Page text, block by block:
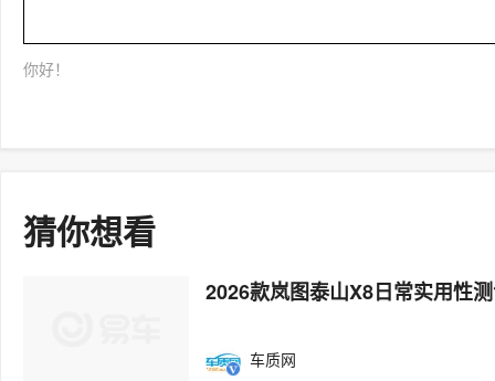
你好！
猜你想看
2026款岚图泰山X8日常实用性
车质网